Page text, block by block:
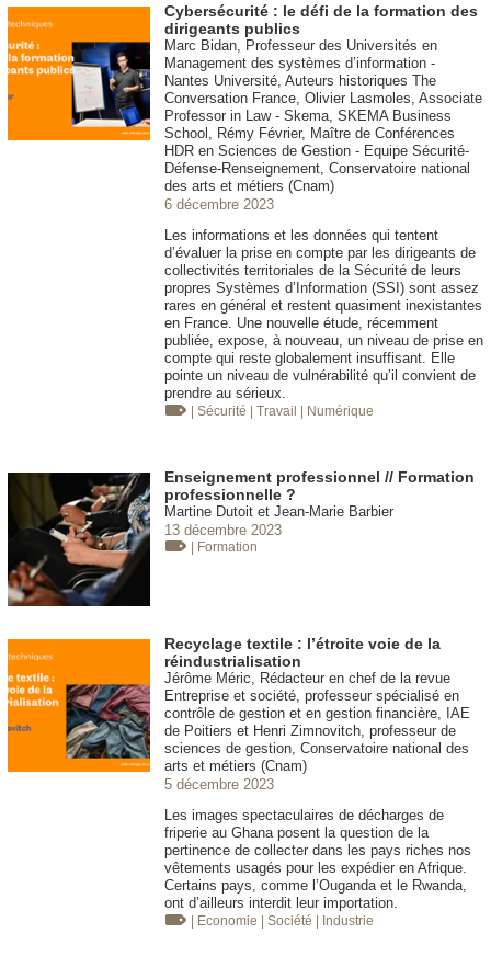
Cybersécurité : le défi de la formation des
dirigeants publics
Marc Bidan, Professeur des Universités en
Management des systèmes d’information -
Nantes Université, Auteurs historiques The
Conversation France, Olivier Lasmoles, Associate
Professor in Law - Skema, SKEMA Business
School, Rémy Février, Maître de Conférences
HDR en Sciences de Gestion - Equipe Sécurité-
Défense-Renseignement, Conservatoire national
des arts et métiers (Cnam)
6 décembre 2023
Les informations et les données qui tentent
d’évaluer la prise en compte par les dirigeants de
collectivités territoriales de la Sécurité de leurs
propres Systèmes d’Information (SSI) sont assez
rares en général et restent quasiment inexistantes
en France. Une nouvelle étude, récemment
publiée, expose, à nouveau, un niveau de prise en
compte qui reste globalement insuffisant. Elle
pointe un niveau de vulnérabilité qu’il convient de
prendre au sérieux.
| Sécurité | Travail | Numérique
Enseignement professionnel // Formation
professionnelle ?
Martine Dutoit et Jean-Marie Barbier
13 décembre 2023
| Formation
Recyclage textile : l’étroite voie de la
réindustrialisation
Jérôme Méric, Rédacteur en chef de la revue
Entreprise et société, professeur spécialisé en
contrôle de gestion et en gestion financière, IAE
de Poitiers et Henri Zimnovitch, professeur de
sciences de gestion, Conservatoire national des
arts et métiers (Cnam)
5 décembre 2023
Les images spectaculaires de décharges de
friperie au Ghana posent la question de la
pertinence de collecter dans les pays riches nos
vêtements usagés pour les expédier en Afrique.
Certains pays, comme l’Ouganda et le Rwanda,
ont d’ailleurs interdit leur importation.
| Economie | Société | Industrie